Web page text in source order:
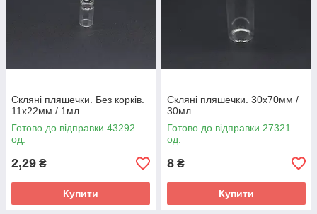
Скляні пляшечки. Без корків.
11х22мм / 1мл
Готово до відправки 43292
од.
2,29 ₴
Купити
Скляні пляшечки. 30х70мм /
30мл
Готово до відправки 27321
од.
8 ₴
Купити